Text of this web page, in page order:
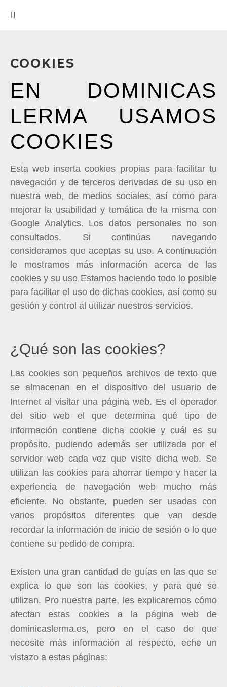
COOKIES
EN DOMINICAS
LERMA USAMOS
COOKIES
Esta web inserta cookies propias para facilitar tu
navegación y de terceros derivadas de su uso en
nuestra web, de medios sociales, así como para
mejorar la usabilidad y temática de la misma con
Google Analytics. Los datos personales no son
consultados. Si continúas navegando
consideramos que aceptas su uso. A continuación
le mostramos más información acerca de las
cookies y su uso Estamos haciendo todo lo posible
para facilitar el uso de dichas cookies, así como su
gestión y control al utilizar nuestros servicios.
¿Qué son las cookies?
Las cookies son pequeños archivos de texto que
se almacenan en el dispositivo del usuario de
Internet al visitar una página web. Es el operador
del sitio web el que determina qué tipo de
información contiene dicha cookie y cuál es su
propósito, pudiendo además ser utilizada por el
servidor web cada vez que visite dicha web. Se
utilizan las cookies para ahorrar tiempo y hacer la
experiencia de navegación web mucho más
eficiente. No obstante, pueden ser usadas con
varios propósitos diferentes que van desde
recordar la información de inicio de sesión o lo que
contiene su pedido de compra.
Existen una gran cantidad de guías en las que se
explica lo que son las cookies, y para qué se
utilizan. Pro nuestra parte, les explicaremos cómo
afectan estas cookies a la página web de
dominicaslerma.es, pero en el caso de que
necesite más información al respecto, eche un
vistazo a estas páginas: